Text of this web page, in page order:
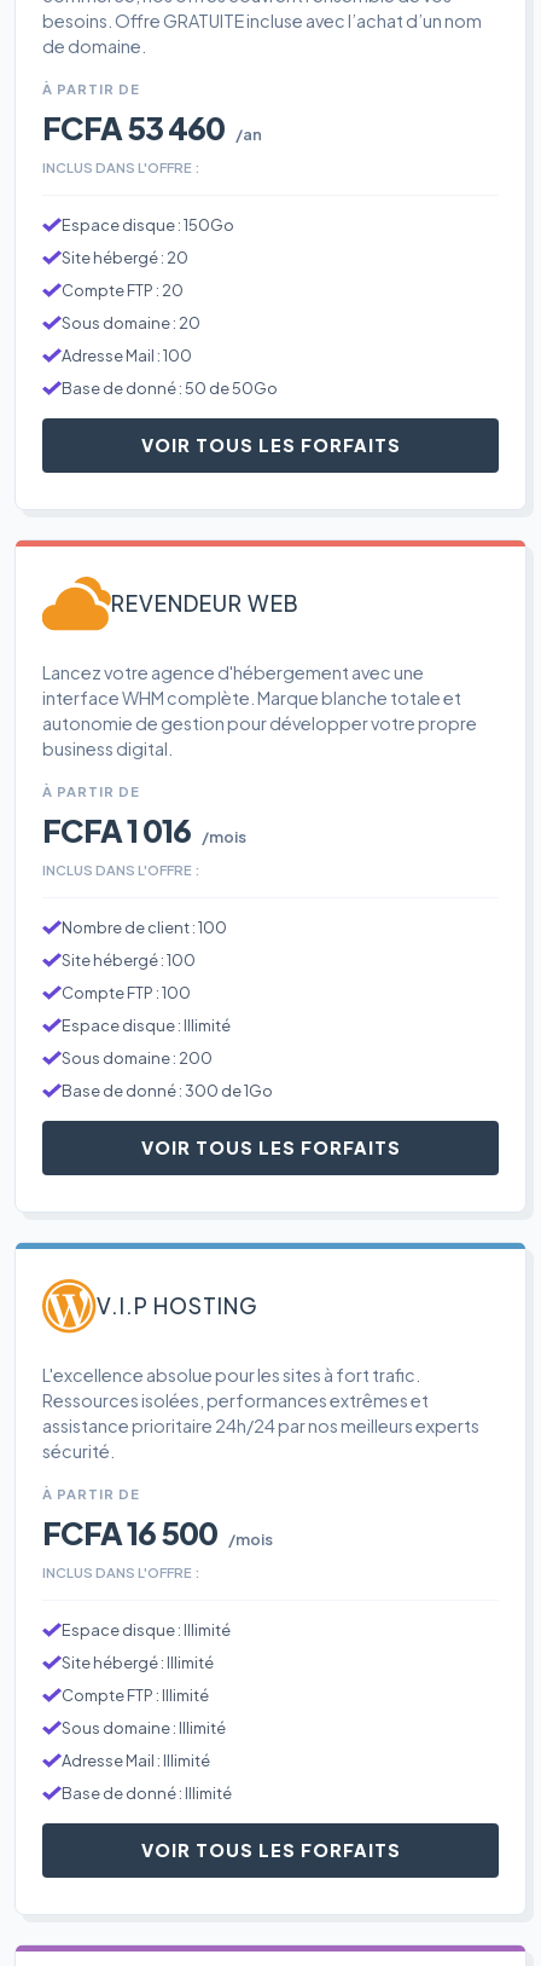
besoins. Offre GRATUITE incluse avec l’achat d’un nom
de domaine.
À PARTIR DE
FCFA 53 460 /an
INCLUS DANS L'OFFRE :
Espace disque : 150Go
Site hébergé : 20
Compte FTP : 20
Sous domaine : 20
Adresse Mail : 100
Base de donné : 50 de 50Go
VOIR TOUS LES FORFAITS
REVENDEUR WEB
Lancez votre agence d'hébergement avec une
interface WHM complète. Marque blanche totale et
autonomie de gestion pour développer votre propre
business digital.
À PARTIR DE
FCFA 1 016 /mois
INCLUS DANS L'OFFRE :
Nombre de client : 100
Site hébergé : 100
Compte FTP : 100
Espace disque : Illimité
Sous domaine : 200
Base de donné : 300 de 1Go
VOIR TOUS LES FORFAITS
V.I.P HOSTING
L'excellence absolue pour les sites à fort trafic.
Ressources isolées, performances extrêmes et
assistance prioritaire 24h/24 par nos meilleurs experts
sécurité.
À PARTIR DE
FCFA 16 500 /mois
INCLUS DANS L'OFFRE :
Espace disque : Illimité
Site hébergé : Illimité
Compte FTP : Illimité
Sous domaine : Illimité
Adresse Mail : Illimité
Base de donné : Illimité
VOIR TOUS LES FORFAITS